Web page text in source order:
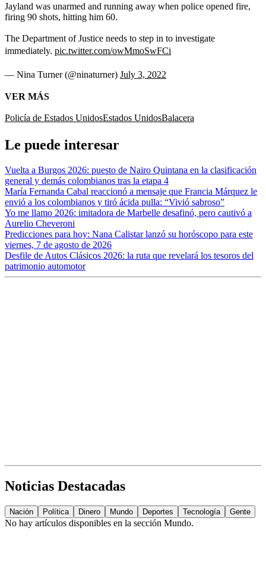
Jayland was unarmed and running away when police opened fire,
firing 90 shots, hitting him 60.
The Department of Justice needs to step in to investigate
immediately. pic.twitter.com/owMmoSwFCi
— Nina Turner (@ninaturner) July 3, 2022
VER MÁS
Policía de Estados UnidosEstados UnidosBalacera
Le puede interesar
Vuelta a Burgos 2026: puesto de Nairo Quintana en la clasificación
general y demás colombianos tras la etapa 4
María Fernanda Cabal reaccionó a mensaje que Francia Márquez le
envió a los colombianos y tiró ácida pulla: “Vivió sabroso”
Yo me llamo 2026: imitadora de Marbelle desafinó, pero cautivó a
Aurelio Cheveroni
Predicciones para hoy: Nana Calistar lanzó su horóscopo para este
viernes, 7 de agosto de 2026
Desfile de Autos Clásicos 2026: la ruta que revelará los tesoros del
patrimonio automotor
Noticias Destacadas
Nación Política Dinero Mundo Deportes Tecnología Gente
No hay artículos disponibles en la sección Mundo.